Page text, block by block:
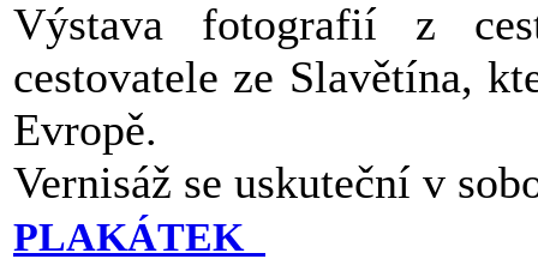
Výstava fotografií z
cestovatele ze Slavětína,
Evropě.
Vernisáž se uskuteční v
PLAKÁTEK